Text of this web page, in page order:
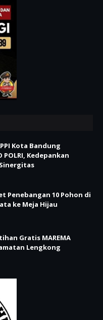
Kota Bandung
POLRI, Kedepankan
Penebangan 10 Pohon di
ke Meja Hijau
Gratis MAREMA
Lengkong